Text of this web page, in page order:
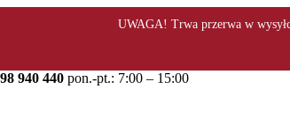
940 440 pon.-pt.: 7:00 – 15:00